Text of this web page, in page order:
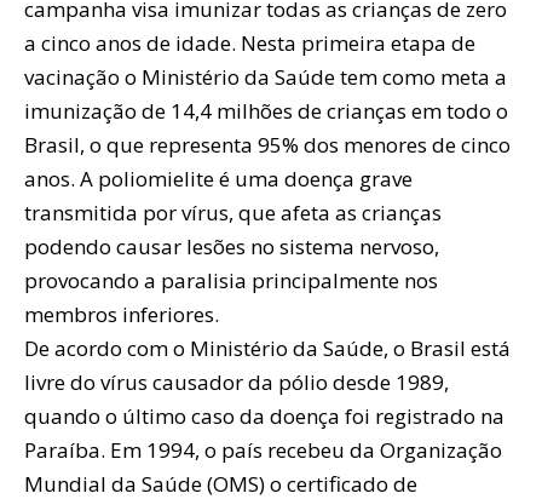
campanha visa imunizar todas as crianças de zero
a cinco anos de idade. Nesta primeira etapa de
vacinação o Ministério da Saúde tem como meta a
imunização de 14,4 milhões de crianças em todo o
Brasil, o que representa 95% dos menores de cinco
anos. A poliomielite é uma doença grave
transmitida por vírus, que afeta as crianças
podendo causar lesões no sistema nervoso,
provocando a paralisia principalmente nos
membros inferiores.
De acordo com o Ministério da Saúde, o Brasil está
livre do vírus causador da pólio desde 1989,
quando o último caso da doença foi registrado na
Paraíba. Em 1994, o país recebeu da Organização
Mundial da Saúde (OMS) o certificado de